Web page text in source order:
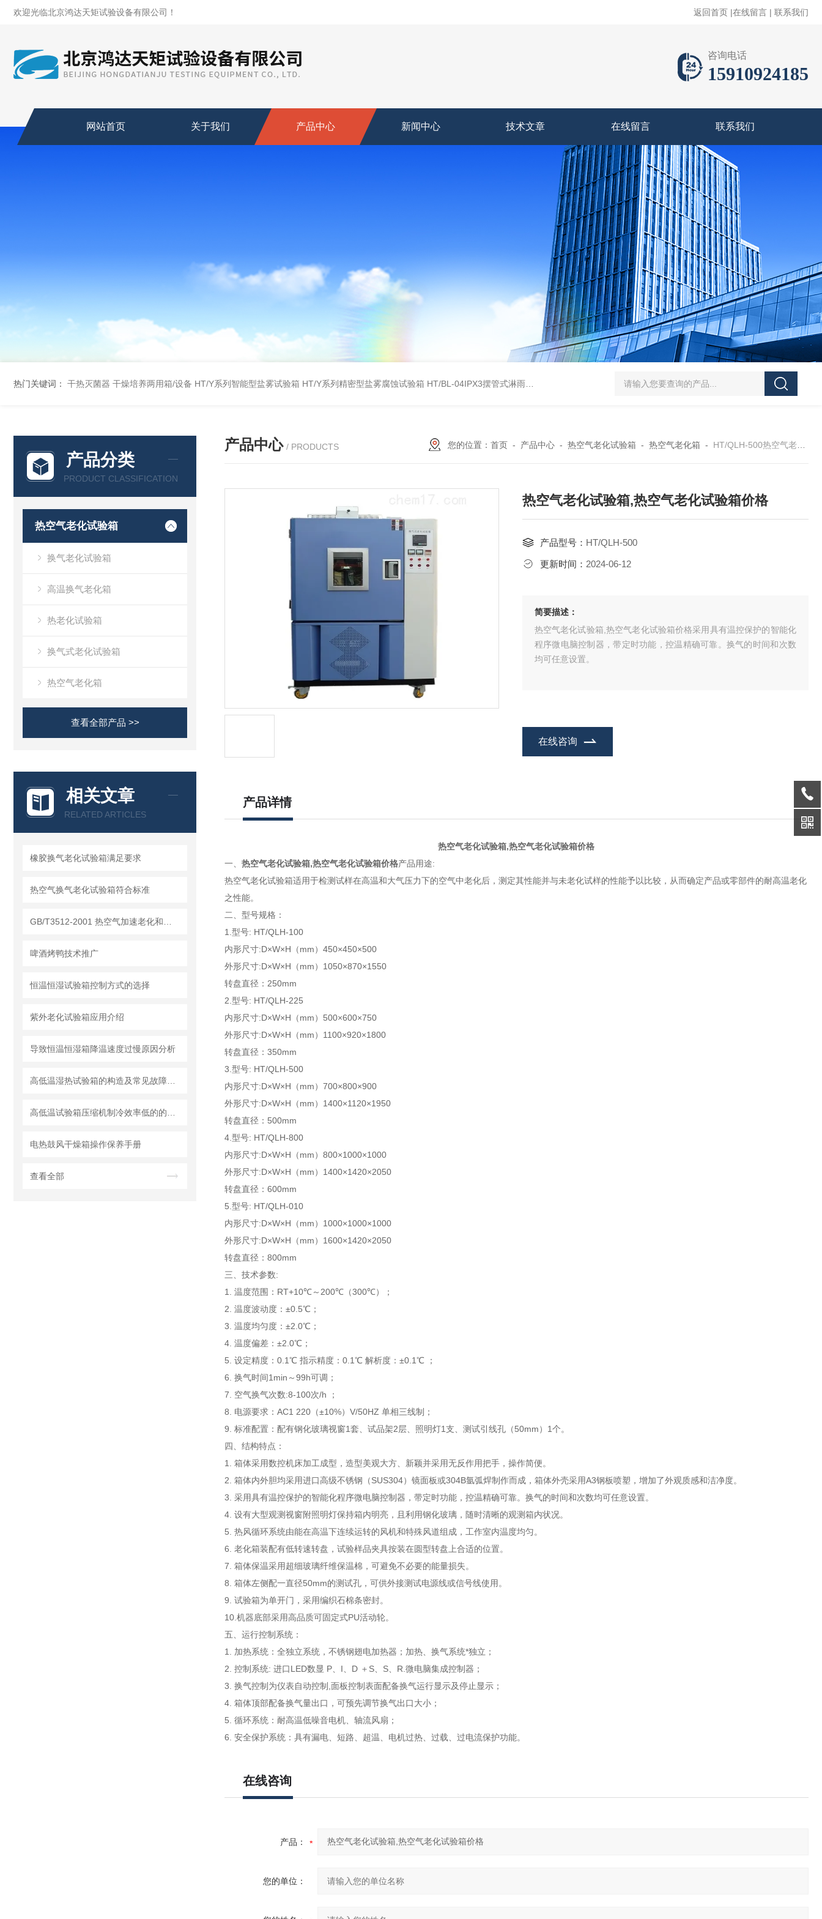
欢迎光临北京鸿达天矩试验设备有限公司！ 返回首页 |在线留言 | 联系我们
咨询电话
15910924185
网站首页 关于我们 产品中心 新闻中心 技术文章 在线留言 联系我们
热门关键词： 干热灭菌器 干燥培养两用箱/设备 HT/Y系列智能型盐雾试验箱 HT/Y系列精密型盐雾腐蚀试验箱 HT/BL-04IPX3摆管式淋雨试验机 HT/SC-800砂尘试验机厂家 HT/GDSJ-80天津小型高低温交变湿热试验
产品分类
PRODUCT CLASSIFICATION
热空气老化试验箱
换气老化试验箱
高温换气老化箱
热老化试验箱
换气式老化试验箱
热空气老化箱
查看全部产品 >>
相关文章
RELATED ARTICLES
橡胶换气老化试验箱满足要求
热空气换气老化试验箱符合标准
啤酒烤鸭技术推广
恒温恒湿试验箱控制方式的选择
紫外老化试验箱应用介绍
导致恒温恒湿箱降温速度过慢原因分析
电热鼓风干燥箱操作保养手册
查看全部
产品中心 / PRODUCTS 您的位置： 首页- 产品中心- 热空气老化试验箱 - 热空气老化箱 - HT/QLH-500热空气老化试验箱,热空气老化试验箱价格
热空气老化试验箱,热空气老化试验箱价格
产品型号： HT/QLH-500
更新时间： 2024-06-12
简要描述：
热空气老化试验箱,热空气老化试验箱价格采用具有温控保护的智能化
程序微电脑控制器，带定时功能，控温精确可靠。换气的时间和次数
均可任意设置。
在线咨询
产品详情
热空气老化试验箱,热空气老化试验箱价格
一、 热空气老化试验箱,热空气老化试验箱价格产品用途:
热空气老化试验箱适用于检测试样在高温和大气压力下的空气中老化后，测定其性能并与未老化试样的性能予以比较，从而确定产品或零部件的耐高温老化
之性能。
二、型号规格：
1.型号: HT/QLH-100
内形尺寸:D×W×H（mm）450×450×500
外形尺寸:D×W×H（mm）1050×870×1550
转盘直径：250mm
2.型号: HT/QLH-225
内形尺寸:D×W×H（mm）500×600×750
外形尺寸:D×W×H（mm）1100×920×1800
转盘直径：350mm
3.型号: HT/QLH-500
内形尺寸:D×W×H（mm）700×800×900
外形尺寸:D×W×H（mm）1400×1120×1950
转盘直径：500mm
4.型号: HT/QLH-800
内形尺寸:D×W×H（mm）800×1000×1000
外形尺寸:D×W×H（mm）1400×1420×2050
转盘直径：600mm
5.型号: HT/QLH-010
内形尺寸:D×W×H（mm）1000×1000×1000
外形尺寸:D×W×H（mm）1600×1420×2050
转盘直径：800mm
三、 技术参数:
1. 温度范围：RT+10℃～200℃（300℃）；
2. 温度波动度：±0.5℃；
3. 温度均匀度：±2.0℃；
4. 温度偏差：±2.0℃；
5. 设定精度：0.1℃ 指示精度：0.1℃ 解析度：±0.1℃ ；
6. 换气时间1min～99h可调；
7. 空气换气次数:8-100次/h ；
8. 电源要求：AC1 220（±10%）V/50HZ 单相三线制；
9. 标准配置：配有钢化玻璃视窗1套、试品架2层、照明灯1支、测试引线孔（50mm）1个。
四、结构特点：
1. 箱体采用数控机床加工成型，造型美观大方、新颖并采用无反作用把手，操作简便。
2. 箱体内外胆均采用进口高级不锈钢（SUS304）镜面板或304B氩弧焊制作而成，箱体外壳采用A3钢板喷塑，增加了外观质感和洁净度。
3. 采用具有温控保护的智能化程序微电脑控制器，带定时功能，控温精确可靠。换气的时间和次数均可任意设置。
4. 设有大型观测视窗附照明灯保持箱内明亮，且利用钢化玻璃，随时清晰的观测箱内状况。
5. 热风循环系统由能在高温下连续运转的风机和特殊风道组成，工作室内温度均匀。
6. 老化箱装配有低转速转盘，试验样品夹具按装在圆型转盘上合适的位置。
7. 箱体保温采用超细玻璃纤维保温棉，可避免不必要的能量损失。
8. 箱体左侧配一直径50mm的测试孔，可供外接测试电源线或信号线使用。
9. 试验箱为单开门，采用编织石棉条密封。
10.机器底部采用高品质可固定式PU活动轮。
五、 运行控制系统：
1. 加热系统：全独立系统，不锈钢翅电加热器；加热、换气系统*独立；
2. 控制系统: 进口LED数显 P、I、D ＋S、S、R.微电脑集成控制器；
3. 换气控制为仪表自动控制,面板控制表面配备换气运行显示及停止显示；
4. 箱体顶部配备换气量出口，可预先调节换气出口大小；
5. 循环系统：耐高温低噪音电机、轴流风扇；
6. 安全保护系统：具有漏电、短路、超温、电机过热、过载、过电流保护功能。
在线咨询
产品：
您的单位：